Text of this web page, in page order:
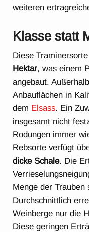
weiteren
Klasse statt
Diese
Hektar, was einem
angebaut.
Anbauflächen in
dem Elsass. Ein
insgesamt nicht
Rodungen immer
Rebsorte verfügt
dicke Schale. Die
Menge der Trauben
Durchschnittlich
Weinberge nur die
Diese geringen